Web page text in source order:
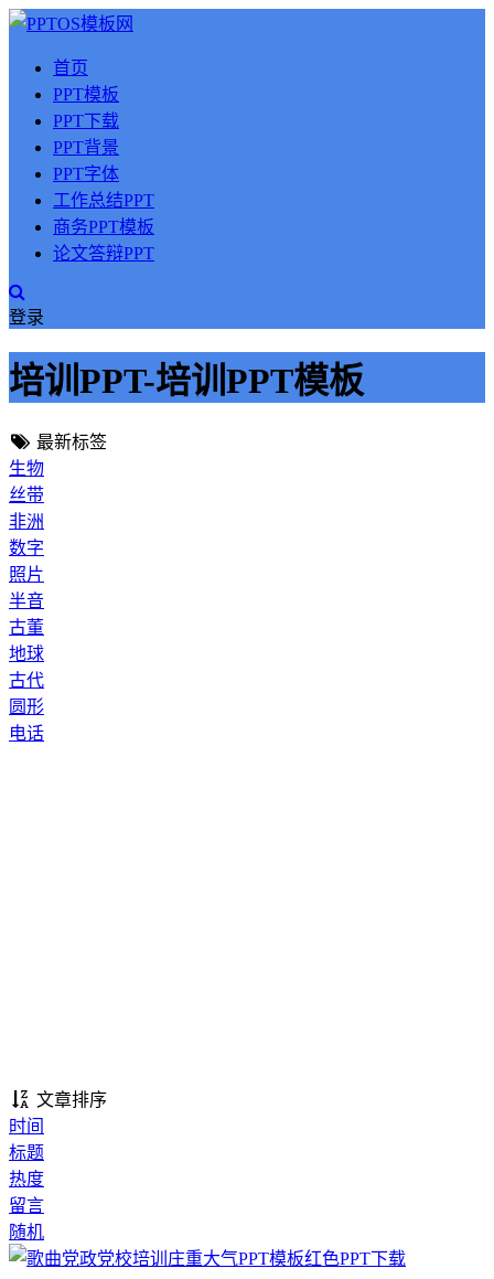
首页
PPT模板
PPT下载
PPT背景
PPT字体
工作总结PPT
商务PPT模板
论文答辩PPT
登录
培训PPT-培训PPT模板
最新标签
生物
丝带
非洲
数字
照片
半音
古董
地球
古代
圆形
电话
文章排序
时间
标题
热度
留言
随机